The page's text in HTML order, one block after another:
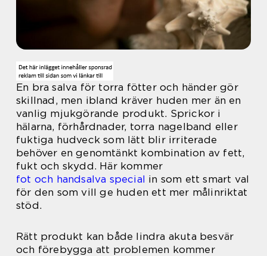
En bra salva för torra fötter och händer gör
skillnad, men ibland kräver huden mer än en
vanlig mjukgörande produkt. Sprickor i
hälarna, förhårdnader, torra nagelband eller
fuktiga hudveck som lätt blir irriterade
behöver en genomtänkt kombination av fett,
fukt och skydd. Här kommer
fot och handsalva special in som ett smart val
för den som vill ge huden ett mer målinriktat
stöd.
Rätt produkt kan både lindra akuta besvär
och förebygga att problemen kommer